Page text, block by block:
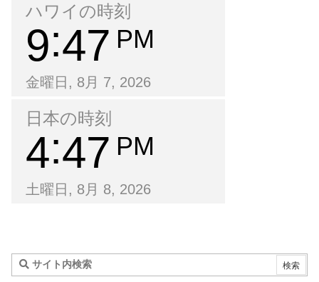
ハワイの時刻
9 47 PM
金曜日, 8月 7, 2026
日本の時刻
4 47 PM
土曜日, 8月 8, 2026